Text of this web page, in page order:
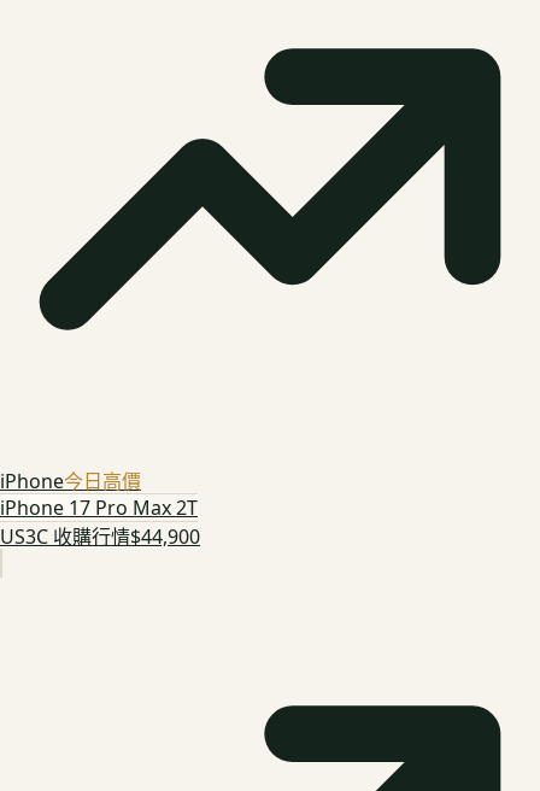
iPhone今日高價
iPhone 17 Pro Max 2T
US3C 收購行情$44,900